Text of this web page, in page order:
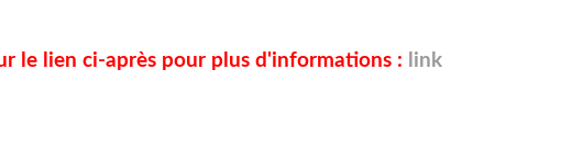
le lien ci-après pour plus d'informations : link